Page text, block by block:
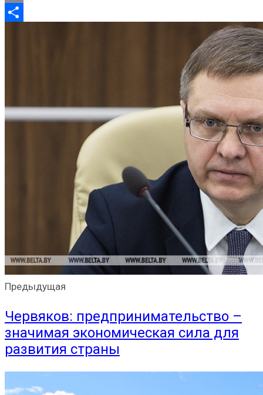
Email
Предыдущая
Червяков: предпринимательство –
значимая экономическая сила для
развития страны